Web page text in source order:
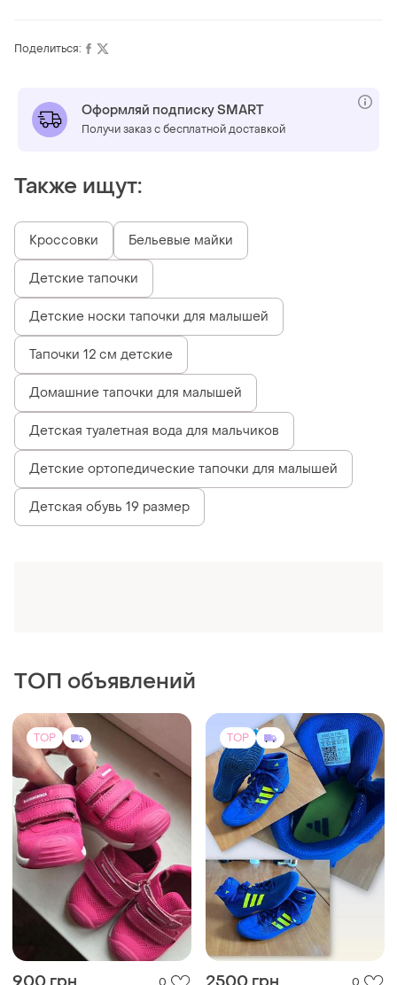
Поделиться:
Оформляй подписку SMART
Получи заказ с бесплатной доставкой
Также ищут:
Кроссовки Бельевые майки
Детские тапочки
Детские носки тапочки для малышей
Тапочки 12 см детские
Домашние тапочки для малышей
Детская туалетная вода для мальчиков
Детские ортопедические тапочки для малышей
Детская обувь 19 размер
900 грн 0
Biomecanics
Первая обувь малыша
biomecanics
UA 21
2500 грн
Adidas
Боксерки в отличном
состоянии. на ринге были 3
раза. качественные и
легкие.
US 4